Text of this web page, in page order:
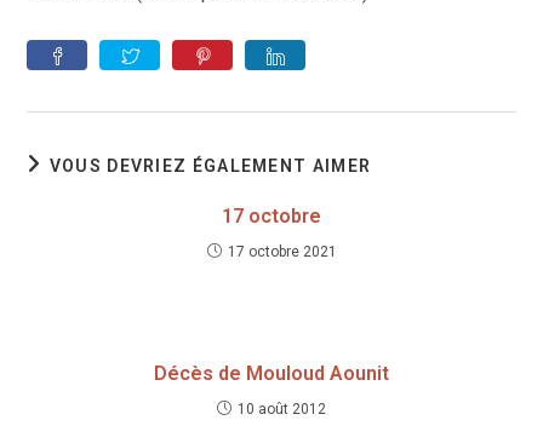
VOUS DEVRIEZ ÉGALEMENT AIMER
17 octobre
17 octobre 2021
Décès de Mouloud Aounit
10 août 2012